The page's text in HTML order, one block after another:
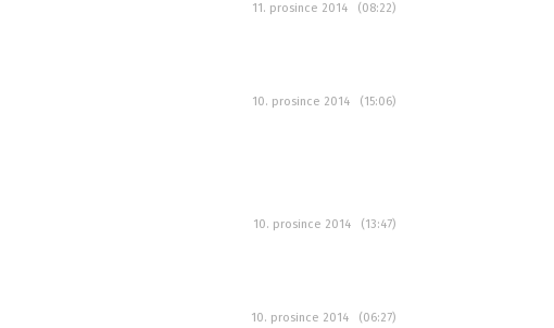
11. prosince 2014 (08:22)
10. prosince 2014 (15:06)
10. prosince 2014 (13:47)
10. prosince 2014 (06:27)